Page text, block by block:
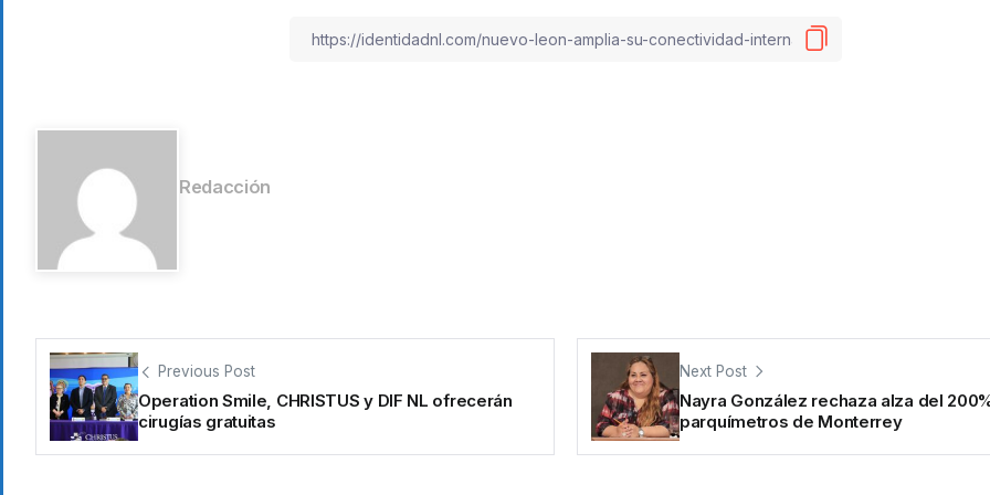
Redacción
Previous Post
Operation Smile, CHRISTUS y DIF NL ofrecerán
cirugías gratuitas
Next Post
Nayra González rechaza alza del
parquímetros de Monterrey